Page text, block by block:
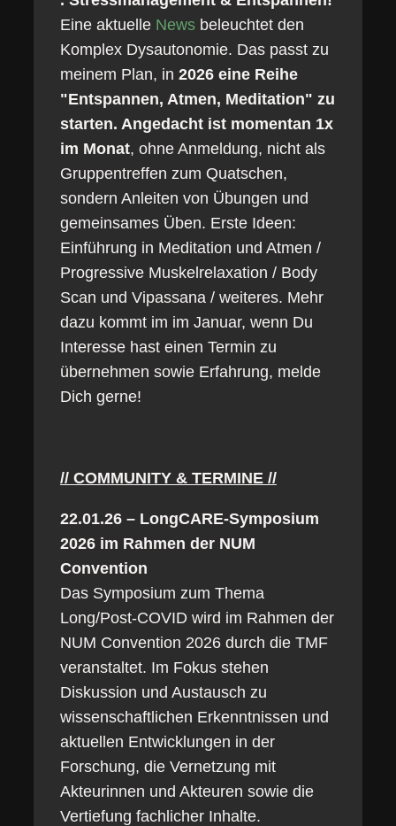
Eine aktuelle News beleuchtet den
Komplex Dysautonomie. Das passt zu
meinem Plan, in 2026 eine Reihe
"Entspannen, Atmen, Meditation" zu
starten. Angedacht ist momentan 1x
im Monat, ohne Anmeldung, nicht als
Gruppentreffen zum Quatschen,
sondern Anleiten von Übungen und
gemeinsames Üben. Erste Ideen:
Einführung in Meditation und Atmen /
Progressive Muskelrelaxation / Body
Scan und Vipassana / weiteres. Mehr
dazu kommt im im Januar, wenn Du
Interesse hast einen Termin zu
übernehmen sowie Erfahrung, melde
Dich gerne!
// COMMUNITY & TERMINE //
22.01.26 – LongCARE-Symposium
2026 im Rahmen der NUM
Convention
Das Symposium zum Thema
Long/Post-COVID wird im Rahmen der
NUM Convention 2026 durch die TMF
veranstaltet. Im Fokus stehen
Diskussion und Austausch zu
wissenschaftlichen Erkenntnissen und
aktuellen Entwicklungen in der
Forschung, die Vernetzung mit
Akteurinnen und Akteuren sowie die
Vertiefung fachlicher Inhalte.